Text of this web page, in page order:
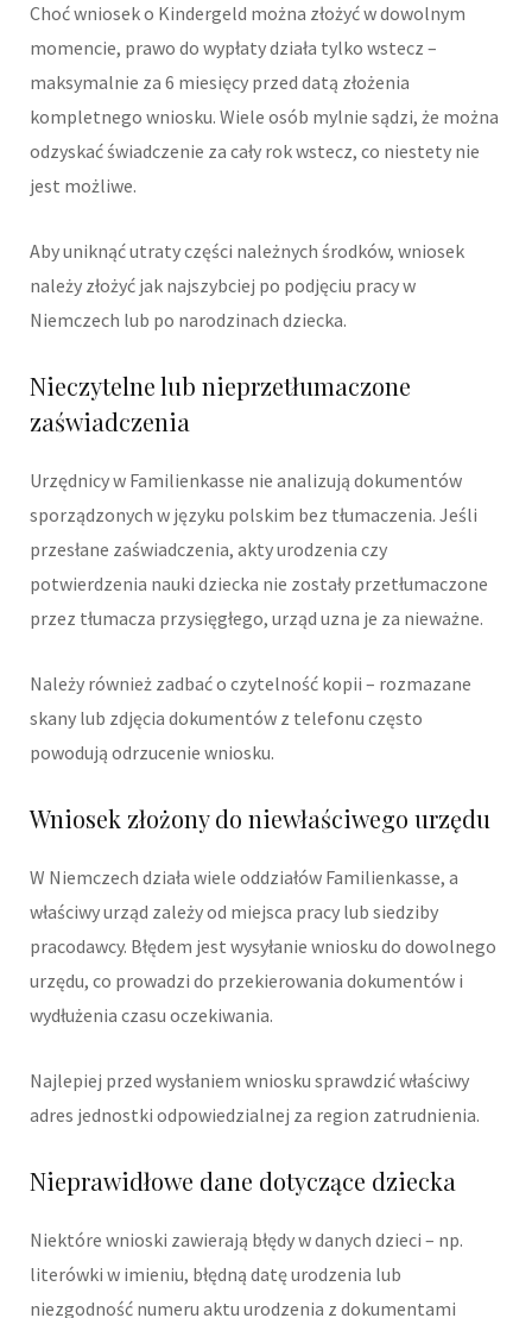
Choć wniosek o Kindergeld można złożyć w dowolnym
momencie, prawo do wypłaty działa tylko wstecz –
maksymalnie za 6 miesięcy przed datą złożenia
kompletnego wniosku. Wiele osób mylnie sądzi, że można
odzyskać świadczenie za cały rok wstecz, co niestety nie
jest możliwe.
Aby uniknąć utraty części należnych środków, wniosek
należy złożyć jak najszybciej po podjęciu pracy w
Niemczech lub po narodzinach dziecka.
Nieczytelne lub nieprzetłumaczone
zaświadczenia
Urzędnicy w Familienkasse nie analizują dokumentów
sporządzonych w języku polskim bez tłumaczenia. Jeśli
przesłane zaświadczenia, akty urodzenia czy
potwierdzenia nauki dziecka nie zostały przetłumaczone
przez tłumacza przysięgłego, urząd uzna je za nieważne.
Należy również zadbać o czytelność kopii – rozmazane
skany lub zdjęcia dokumentów z telefonu często
powodują odrzucenie wniosku.
Wniosek złożony do niewłaściwego urzędu
W Niemczech działa wiele oddziałów Familienkasse, a
właściwy urząd zależy od miejsca pracy lub siedziby
pracodawcy. Błędem jest wysyłanie wniosku do dowolnego
urzędu, co prowadzi do przekierowania dokumentów i
wydłużenia czasu oczekiwania.
Najlepiej przed wysłaniem wniosku sprawdzić właściwy
adres jednostki odpowiedzialnej za region zatrudnienia.
Nieprawidłowe dane dotyczące dziecka
Niektóre wnioski zawierają błędy w danych dzieci – np.
literówki w imieniu, błędną datę urodzenia lub
niezgodność numeru aktu urodzenia z dokumentami